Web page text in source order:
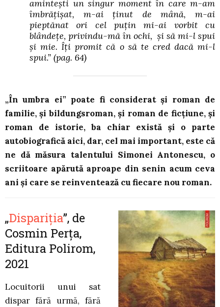
amintești un singur moment în care m-am
îmbrățișat, m-ai ținut de mână, m-ai
pieptănat ori cel puțin mi-ai vorbit cu
blândețe, privindu-mă în ochi, și să mi-l spui
și mie. Îți promit că o să te cred dacă mi-l
spui.” (pag. 64)
„În umbra ei” poate fi considerat și roman de
familie, și bildungsroman, și roman de ficțiune, și
roman de istorie, ba chiar există și o parte
autobiografică aici, dar, cel mai important, este că
ne dă măsura talentului Simonei Antonescu, o
scriitoare apărută aproape din senin acum ceva
ani și care se reinventează cu fiecare nou roman.
„Dispariția”, de
Cosmin Perța,
Editura Polirom,
2021
Locuitorii unui sat
dispar fără urmă, fără